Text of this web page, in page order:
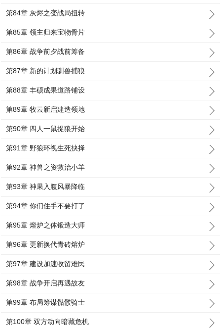
第84章 灰烬之变战局扭转
第85章 领主归来宝物骨片
第86章 战争前夕战前筹备
第87章 新的计划驯兽捕狼
第88章 丰硕成果道路铺设
第89章 牧云新启建造领地
第90章 四人一鼠捉狼开始
第91章 野狼环视生死抉择
第92章 神兽之资救治小羊
第93章 神果入腹风暴降临
第94章 你们住手不要打了
第95章 熔炉之体锻造大师
第96章 更新换代青砖熔炉
第97章 建设加速收留难民
第98章 战争开启再遇故友
第99章 布局筹谋骷髅骑士
第100章 双方动向暗藏危机